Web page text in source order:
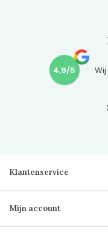
4,9/5
Klantenservice
Mijn account